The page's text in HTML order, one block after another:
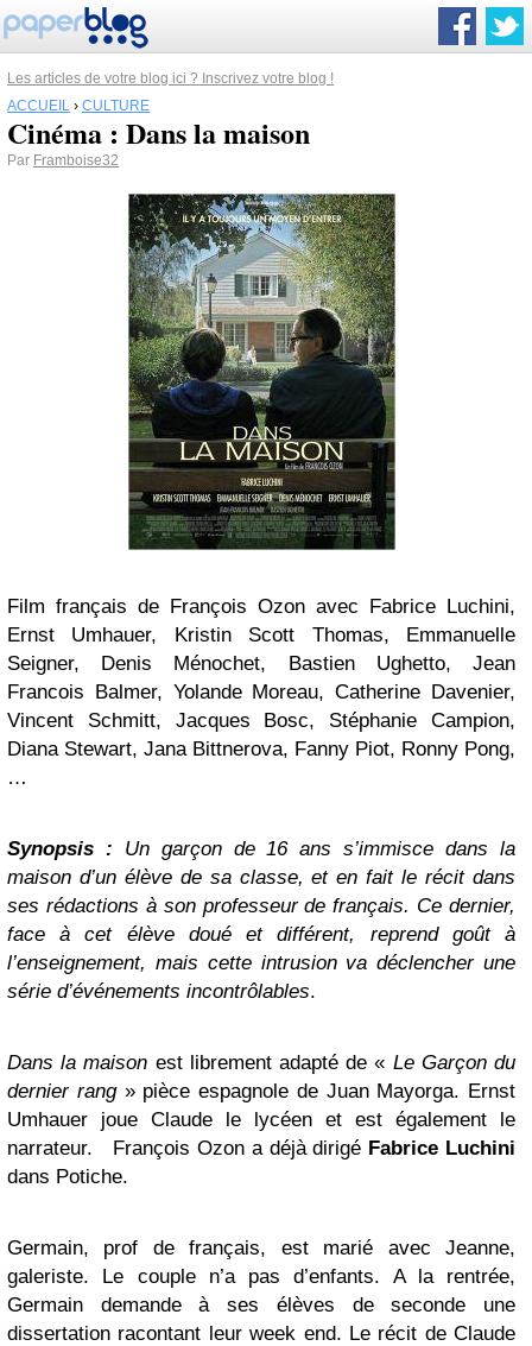
Les articles de votre blog ici ? Inscrivez votre blog !
ACCUEIL › CULTURE
Cinéma : Dans la maison
Par Framboise32
Film français de François Ozon avec Fabrice Luchini,
Ernst Umhauer, Kristin Scott Thomas, Emmanuelle
Seigner, Denis Ménochet, Bastien Ughetto, Jean
Francois Balmer, Yolande Moreau, Catherine Davenier,
Vincent Schmitt, Jacques Bosc, Stéphanie Campion,
Diana Stewart, Jana Bittnerova, Fanny Piot, Ronny Pong,
…
Synopsis : Un garçon de 16 ans s’immisce dans la
maison d’un élève de sa classe, et en fait le récit dans
ses rédactions à son professeur de français. Ce dernier,
face à cet élève doué et différent, reprend goût à
l’enseignement, mais cette intrusion va déclencher une
série d’événements incontrôlables.
Dans la maison est librement adapté de « Le Garçon du
dernier rang» pièce espagnole de Juan Mayorga. Ernst
Umhauer joue Claude le lycéen et est également le
narrateur. François Ozon a déjà dirigé Fabrice Luchini
dans Potiche.
Germain, prof de français, est marié avec Jeanne,
galeriste. Le couple n’a pas d’enfants. A la rentrée,
Germain demande à ses élèves de seconde une
dissertation racontant leur week end. Le récit de Claude